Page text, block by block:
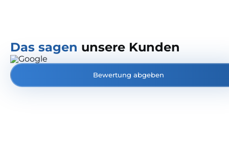
Das sagen unsere Kunden
Bewertung abgeben